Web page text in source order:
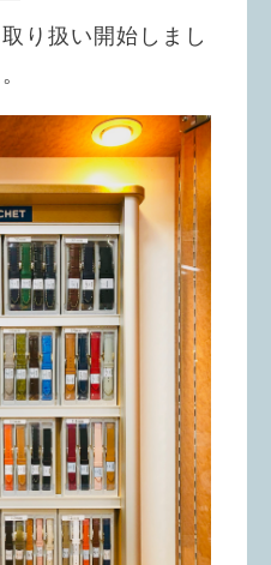
り扱い開始しまし